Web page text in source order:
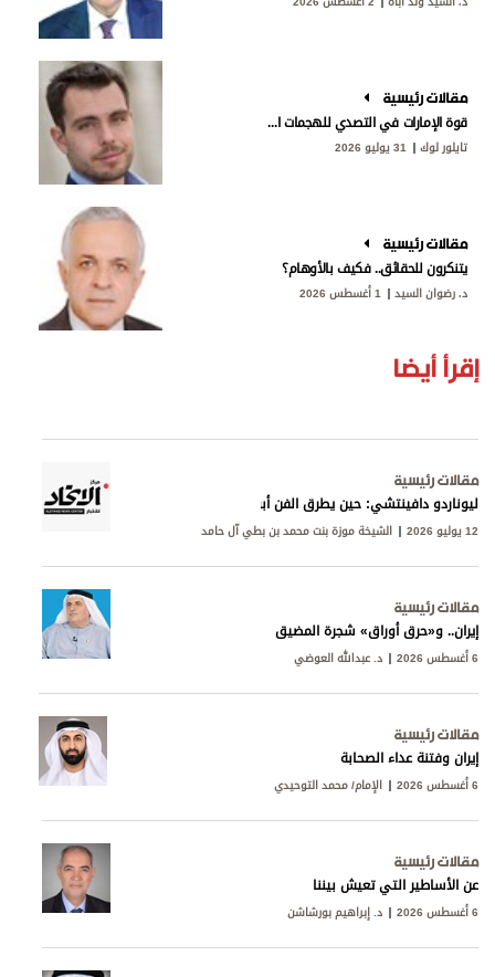
مقالات رئيسية
قوة الإمارات في التصدي للهجمات الإيرانية
تايلور لوك 31 يوليو 2026
مقالات رئيسية
يتنكرون للحقائق.. فكيف بالأوهام؟
د. رضوان السيد 1 أغسطس 2026
إقرأ أيضا
مقالات رئيسية
ليوناردو دافينتشي: حين يطرق الفن أبواب المعرفة
12 يوليو 2026 الشيخة موزة بنت محمد بن بطي آل حامد
مقالات رئيسية
إيران.. و«حرق أوراق» شجرة المضيق
6 أغسطس 2026 د. عبدالله العوضي
مقالات رئيسية
إيران وفتنة عداء الصحابة
6 أغسطس 2026 الإمام/ محمد التوحيدي
مقالات رئيسية
عن الأساطير التي تعيش بيننا
6 أغسطس 2026 د. إبراهيم بورشاشن